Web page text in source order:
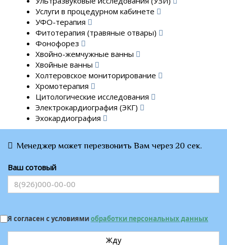
Услуги в процедурном кабинете
УФО-терапия
Фитотерапия (травяные отвары)
Фонофорез
Хвойно-жемчужные ванны
Хвойные ванны
Холтеровское мониторирование
Хромотерапия
Цитологические исследования
Электрокардиография (ЭКГ)
Эхокардиография
Менеджер может перезвонить Вам через 20 сек.
Ваш сотовый
Я согласен с условиямиобработки персональных данных
Жду